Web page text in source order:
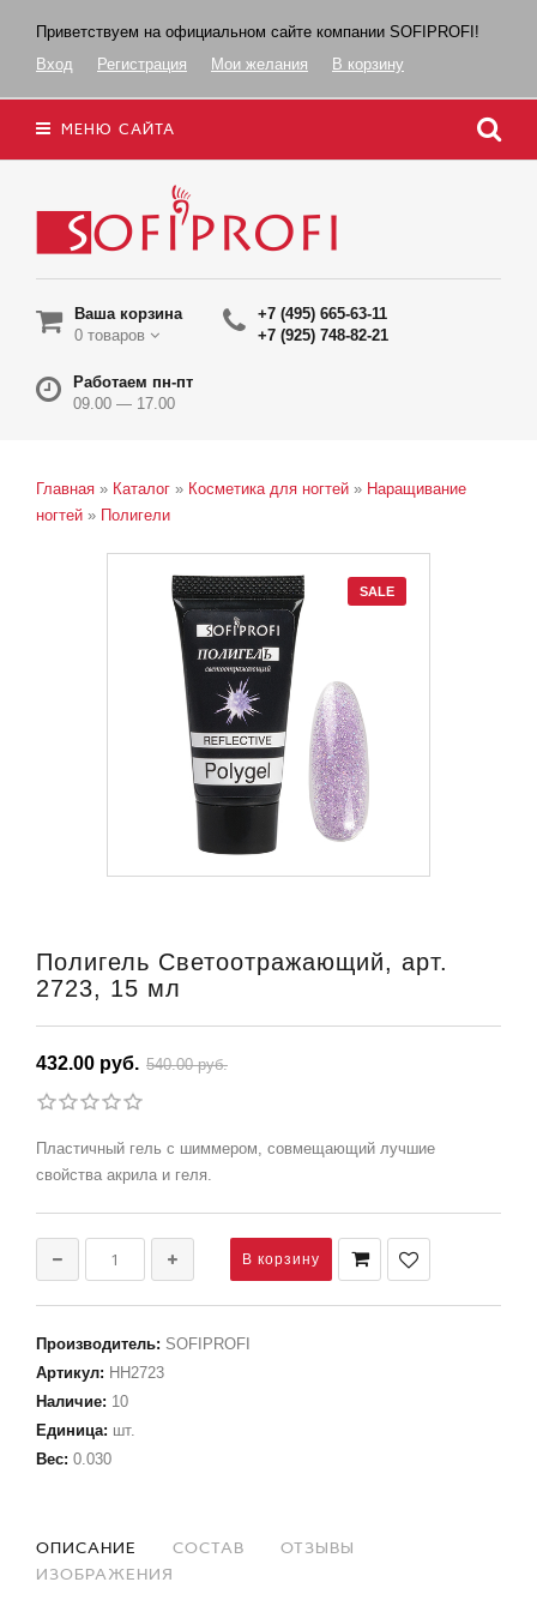
Приветствуем на официальном сайте компании SOFIPROFI!
Вход
Регистрация Мои желания В корзину
МЕНЮ САЙТА
Ваша корзина
0 товаров
+7 (495) 665-63-11
+7 (925) 748-82-21
Работаем пн-пт
09.00 — 17.00
Главная » Каталог » Косметика для ногтей » Наращивание
ногтей » Полигели
SALE
Полигель Светоотражающий, арт.
2723, 15 мл
432.00 руб. 540.00 руб.
Пластичный гель с шиммером, совмещающий лучшие
свойства акрила и геля.
Производитель: SOFIPROFI
Артикул: НН2723
Наличие: 10
Единица: шт.
Вес: 0.030
ОПИСАНИЕ СОСТАВ
ОТЗЫВЫ
ИЗОБРАЖЕНИЯ